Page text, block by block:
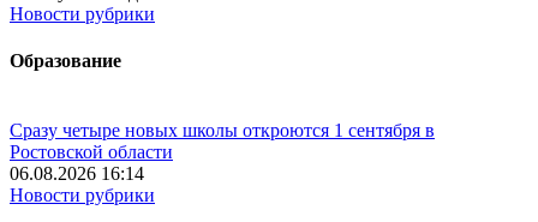
Новости рубрики
Образование
Сразу четыре новых школы откроются 1 сентября в
Ростовской области
06.08.2026 16:14
Новости рубрики